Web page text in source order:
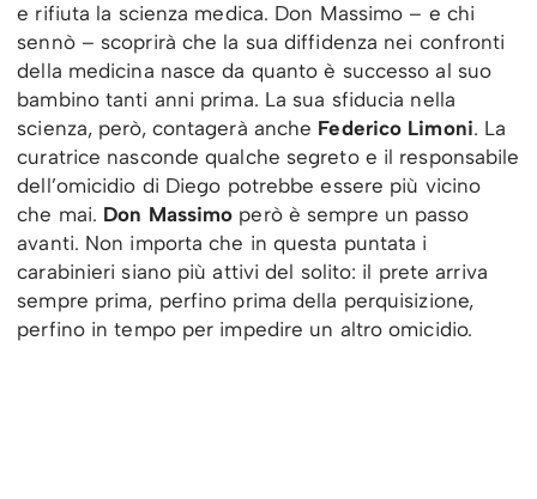
e rifiuta la scienza medica. Don Massimo – e chi
sennò – scoprirà che la sua diffidenza nei confronti
della medicina nasce da quanto è successo al suo
bambino tanti anni prima. La sua sfiducia nella
scienza, però, contagerà anche Federico Limoni. La
curatrice nasconde qualche segreto e il responsabile
dell’omicidio di Diego potrebbe essere più vicino
che mai. Don Massimo però è sempre un passo
avanti. Non importa che in questa puntata i
carabinieri siano più attivi del solito: il prete arriva
sempre prima, perfino prima della perquisizione,
perfino in tempo per impedire un altro omicidio.